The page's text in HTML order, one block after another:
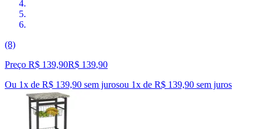
(8)
Preço R$ 139,90R$ 139,90
Ou 1x de R$ 139,90 sem jurosou 1x de R$ 139,90 sem juros